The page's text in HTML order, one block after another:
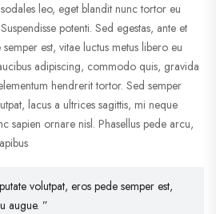
leo, eget blandit nunc tortor eu
potenti. Sed egestas, ante et
est, vitae luctus metus libero eu
adipiscing, commodo quis, gravida
hendrerit tortor. Sed semper
lacus a ultrices sagittis, mi neque
sapien ornare nisl. Phasellus pede arcu,
volutpat, eros pede semper est,
augue. ”